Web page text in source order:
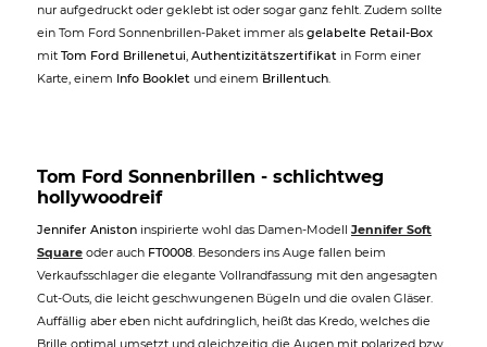
nur aufgedruckt oder geklebt ist oder sogar ganz fehlt. Zudem sollte
ein Tom Ford Sonnenbrillen-Paket immer als gelabelte Retail-Box
mit Tom Ford Brillenetui, Authentizitätszertifikat in Form einer
Karte, einem Info Booklet und einem Brillentuch.
Tom Ford Sonnenbrillen - schlichtweg
hollywoodreif
Jennifer Aniston inspirierte wohl das Damen-Modell Jennifer Soft
Square oder auch FT0008. Besonders ins Auge fallen beim
Verkaufsschlager die elegante Vollrandfassung mit den angesagten
Cut-Outs, die leicht geschwungenen Bügeln und die ovalen Gläser.
Auffällig aber eben nicht aufdringlich, heißt das Kredo, welches die